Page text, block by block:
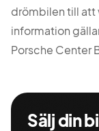
drömbilen till att
information
Porsche Center
Sälj din